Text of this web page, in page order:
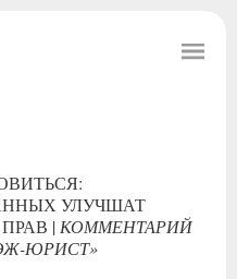
УЛУЧШАТ
| КОММЕНТАРИЙ
ЮРИСТ»